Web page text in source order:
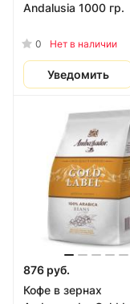
Andalusia 1000 гр.
0 Нет в наличии
Уведомить
876 руб.
Кофе в зернах